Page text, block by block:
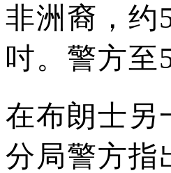
非洲裔，约
吋。 警方至
在布朗士另
分局警方指